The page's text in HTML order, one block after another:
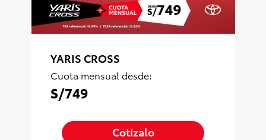
YARIS CROSS
Cuota mensual desde:
S/749
Cotízalo